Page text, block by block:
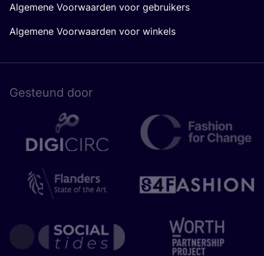
Algemene Voorwaarden voor gebruikers
Algemene Voorwaarden voor winkels
Gesteund door